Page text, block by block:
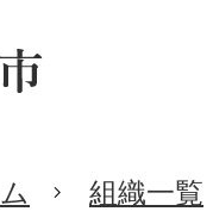
組織一覧